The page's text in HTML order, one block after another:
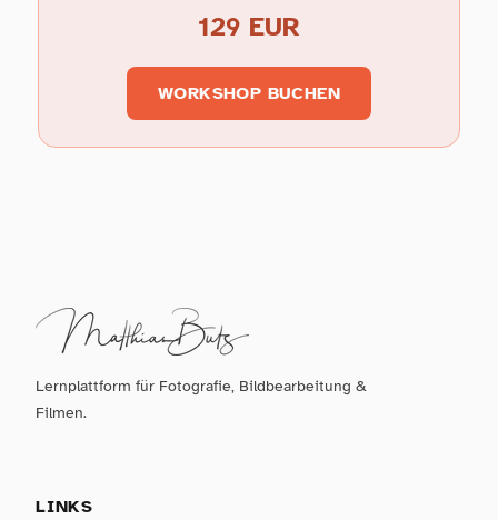
129 EUR
WORKSHOP BUCHEN
Lernplattform für Fotografie, Bildbearbeitung &
Filmen.
LINKS